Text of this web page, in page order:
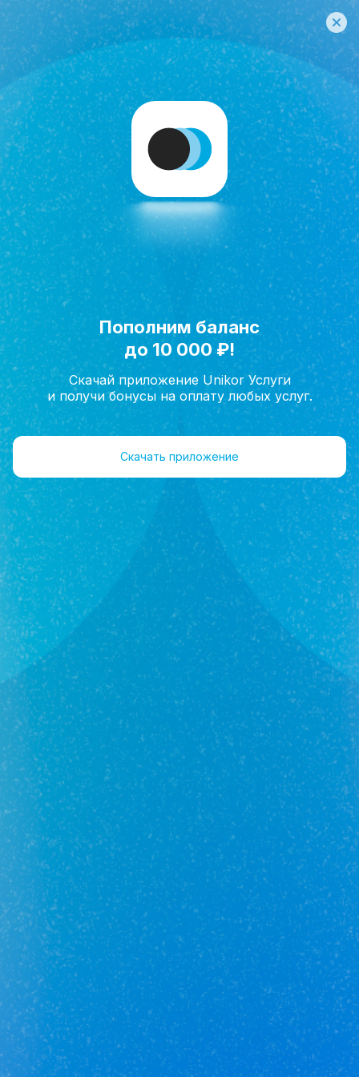
Исполнить мечту!
Главная
Федосова
Эльмира Рашитовна
Агент
+7(962)547-70-20
Объекты 6 Отзывы 0
Оставить отзыв
Отзывы о сотруднике пока
отсутствуют :(
Добавьте первый отзыв.
Юникор Услуги
Получай кешбэк от 5 000 рублей
Скачивай приложение на свой смартфон
Юникор Агент
Приложение для агентов Unikor
Пополним баланс
до 10 000 ₽!
Скачай приложение Unikor Услуги
и получи бонусы на оплату любых услуг.
Скачать приложение